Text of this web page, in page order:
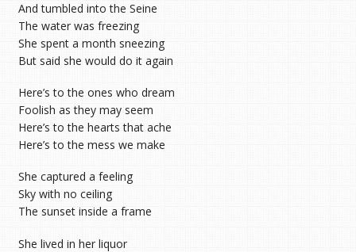
And tumbled into the Seine
The water was freezing
She spent a month sneezing
But said she would do it again
Here’s to the ones who dream
Foolish as they may seem
Here’s to the hearts that ache
Here’s to the mess we make
She captured a feeling
Sky with no ceiling
The sunset inside a frame
She lived in her liquor